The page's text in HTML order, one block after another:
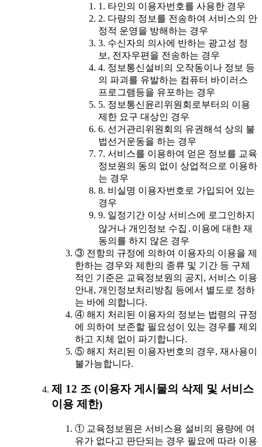
1. 타인의 이용자번호를 사용한 경우
2. 다량의 정보를 전송하여 서비스의 안
정적 운영을 방해하는 경우
3. 수신자의 의사에 반하는 광고성 정
보, 전자우편을 전송하는 경우
4. 정보통신설비의 오작동이나 정보 등
의 파괴를 유발하는 컴퓨터 바이러스
프로그램등을 유포하는 경우
5. 정보통신윤리위원회로부터의 이용
제한 요구 대상인 경우
6. 선거관리위원회의 유권해석 상의 불
법선거운동을 하는 경우
7. 서비스를 이용하여 얻은 정보를 교육
정보원의 동의 없이 상업적으로 이용하
는 경우
8. 비실명 이용자번호로 가입되어 있는
경우
9. 일정기간 이상 서비스에 로그인하지
않거나 개인정보 수집․이용에 대한 재
동의를 하지 않은 경우
③ 전항의 규정에 의하여 이용자의 이용을 제
한하는 경우와 제한의 종류 및 기간 등 구체
적인 기준은 교육정보원의 공지, 서비스 이용
안내, 개인정보처리방침 등에서 별도로 정하
는 바에 의합니다.
④ 해지 처리된 이용자의 정보는 법령의 규정
에 의하여 보존할 필요성이 있는 경우를 제외
하고 지체 없이 파기합니다.
⑤ 해지 처리된 이용자번호의 경우, 재사용이
불가능합니다.
제 12 조 (이용자 게시물의 삭제 및 서비스
이용 제한)
① 교육정보원은 서비스용 설비의 용량에 여
유가 없다고 판단되는 경우 필요에 따라 이용